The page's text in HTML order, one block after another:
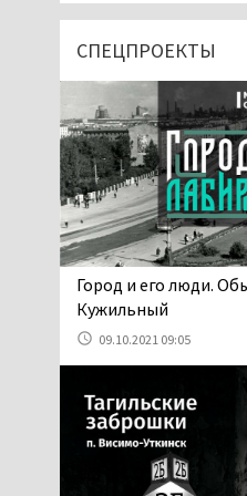
В
обвинения
заявили, что их дочь
покусала бельевая
06.08.2026 13:02
В Нижнем
дня
вошь».
пожаловались на
паразитов, которые
ребёнка в детской
Нижнего Тагила
05.08.2026 17:59
СПЕЦПРОЕКТЫ
​​​​​​​Город и его люди.
Кужильный
09.10.2021 09:05